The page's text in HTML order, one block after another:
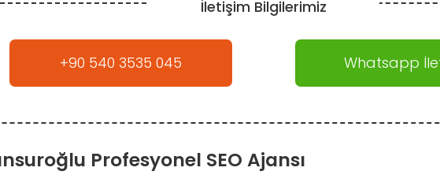
İletişim Bilgilerimiz
+90 540 3535 045 Whatsapp
Profesyonel SEO Ajansı